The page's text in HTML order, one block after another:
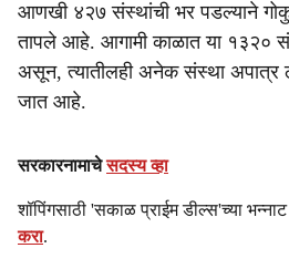
आणखी ४२७ संस्थांची भर पडल्याने
तापले आहे. आगामी काळात या १३२०
असून, त्यातीलही अनेक संस्था अपात्र
जात आहे.
सरकारनामाचेसदस्य व्हा
शॉपिंगसाठी 'सकाळ प्राईम डील्स'च्या
करा.